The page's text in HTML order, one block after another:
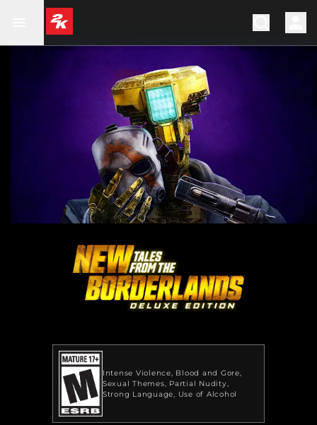
Intense Violence
Blood and Gore
Sexual Themes
Partial Nudity
Strong Language
Use of Alcohol